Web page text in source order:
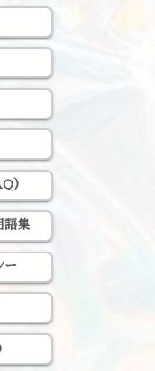
）
語集
ー